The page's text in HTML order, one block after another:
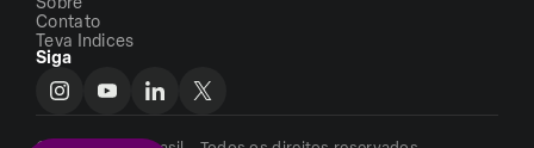
Contato
Teva Indices
Siga